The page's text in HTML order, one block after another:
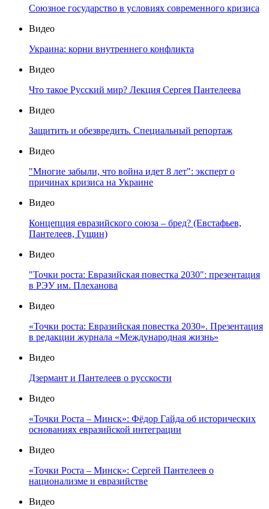
Союзное государство в условиях современного кризиса
Видео
Украина: корни внутреннего конфликта
Видео
Что такое Русский мир? Лекция Сергея Пантелеева
Видео
Защитить и обезвредить. Специальный репортаж
Видео
"Многие забыли, что война идет 8 лет": эксперт о
причинах кризиса на Украине
Видео
Концепция евразийского союза – бред? (Евстафьев,
Пантелеев, Гущин)
Видео
"Точки роста: Евразийская повестка 2030": презентация
в РЭУ им. Плеханова
Видео
«Точки роста: Евразийская повестка 2030». Презентация
в редакции журнала «Международная жизнь»
Видео
Дзермант и Пантелеев о русскости
Видео
«Точки Роста – Минск»: Фёдор Гайда об исторических
основаниях евразийской интеграции
Видео
«Точки Роста – Минск»: Сергей Пантелеев о
национализме и евразийстве
Видео